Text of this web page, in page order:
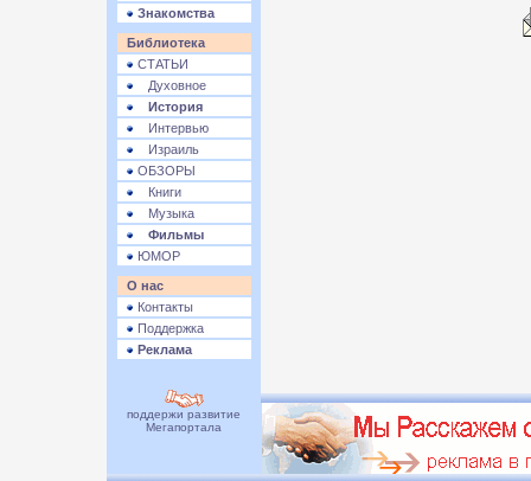
Знакомства
Библиотека
СТАТЬИ
Духовное
История
Интервью
Израиль
ОБЗОРЫ
Книги
Музыка
Фильмы
ЮМОР
О нас
Контакты
Поддержка
Реклама
поддержи развитие
Мегапортала